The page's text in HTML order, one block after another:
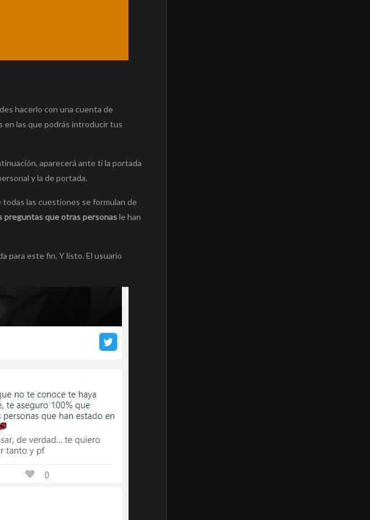
hacerlo con una cuenta de
en las que podrás introducir tus
aparecerá ante ti la portada
y la de portada.
todas las cuestiones se formulan de
preguntas que otras personasle han
para este fin. Y listo. El usuario